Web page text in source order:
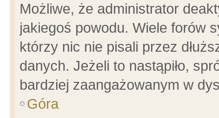
Możliwe, że administrator
jakiegoś powodu. Wiele forów
którzy nic nie pisali przez
danych. Jeżeli to nastąpiło,
bardziej zaangażowanym w
Góra